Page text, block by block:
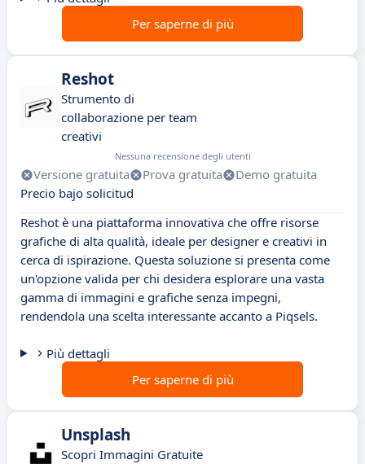
Per saperne di più
Reshot
Strumento di
collaborazione per team
creativi
Nessuna recensione degli utenti
Versione gratuita Prova gratuita
Demo gratuita
Precio bajo solicitud
Reshot è una piattaforma innovativa che offre risorse
grafiche di alta qualità, ideale per designer e creativi in
cerca di ispirazione. Questa soluzione si presenta come
un'opzione valida per chi desidera esplorare una vasta
gamma di immagini e grafiche senza impegni,
rendendola una scelta interessante accanto a Piqsels.
Più dettagli
Per saperne di più
Unsplash
Scopri Immagini Gratuite